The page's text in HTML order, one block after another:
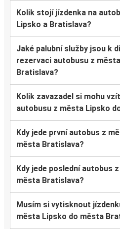
Kolik stojí jízdenka na
Lipsko a Bratislava?
Jaké palubní služby jsou k
rezervaci autobusu z
Bratislava?
Kolik zavazadel si mohu
autobusu z města Lipsko
Kdy jede první autobus z
města Bratislava?
Kdy jede poslední autobus
města Bratislava?
Musím si vytisknout
města Lipsko do města